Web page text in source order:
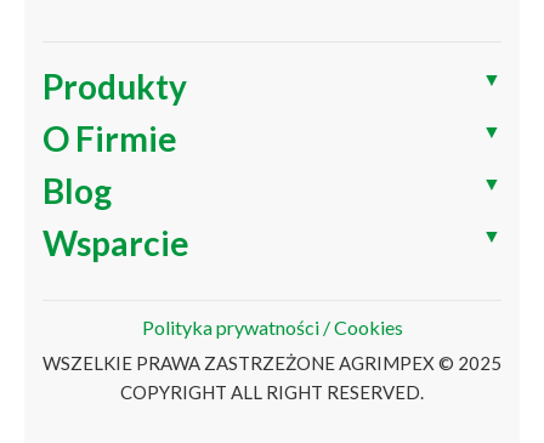
Produkty ▼
O Firmie ▼
Blog ▼
Wsparcie ▼
Polityka prywatności / Cookies
WSZELKIE PRAWA ZASTRZEŻONE AGRIMPEX © 2025
COPYRIGHT ALL RIGHT RESERVED.